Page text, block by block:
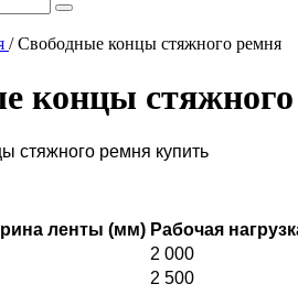
/ Свободные концы стяжного ремня
концы
ленты (мм) Рабочая
2 000
2 500